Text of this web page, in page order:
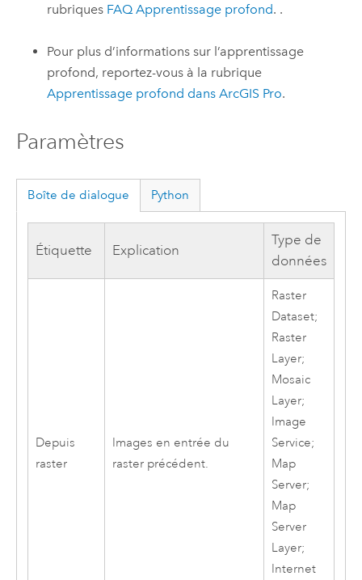
rubriques FAQ Apprentissage profond. .
Pour plus d’informations sur l’apprentissage
profond, reportez-vous à la rubrique
Apprentissage profond dansArcGIS Pro.
Paramètres
Boîte de dialogue Python
Étiquette Explication
Type de
données
Depuis
raster
Images en entrée du
raster précédent.
Raster
Dataset;
Raster
Layer;
Mosaic
Layer;
Image
Service;
Map
Server;
Map
Server
Layer;
Internet